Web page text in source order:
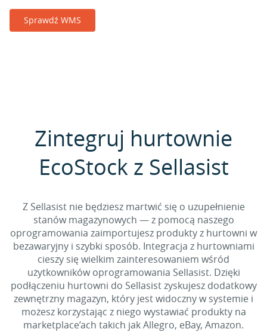
Sprawdź WMS
Zintegruj hurtownie
EcoStock z Sellasist
Z Sellasist nie będziesz martwić się o uzupełnienie
stanów magazynowych — z pomocą naszego
oprogramowania zaimportujesz produkty z hurtowni w
bezawaryjny i szybki sposób. Integracja z hurtowniami
cieszy się wielkim zainteresowaniem wśród
użytkowników oprogramowania Sellasist. Dzięki
podłączeniu hurtowni do Sellasist zyskujesz dodatkowy
zewnętrzny magazyn, który jest widoczny w systemie i
możesz korzystając z niego wystawiać produkty na
marketplace’ach takich jak Allegro, eBay, Amazon.